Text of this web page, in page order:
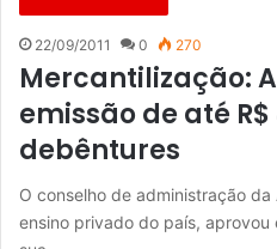
22/09/2011 0 270
Mercantilização:
emissão de até
debêntures
O conselho de administração
ensino privado do país, aprovou